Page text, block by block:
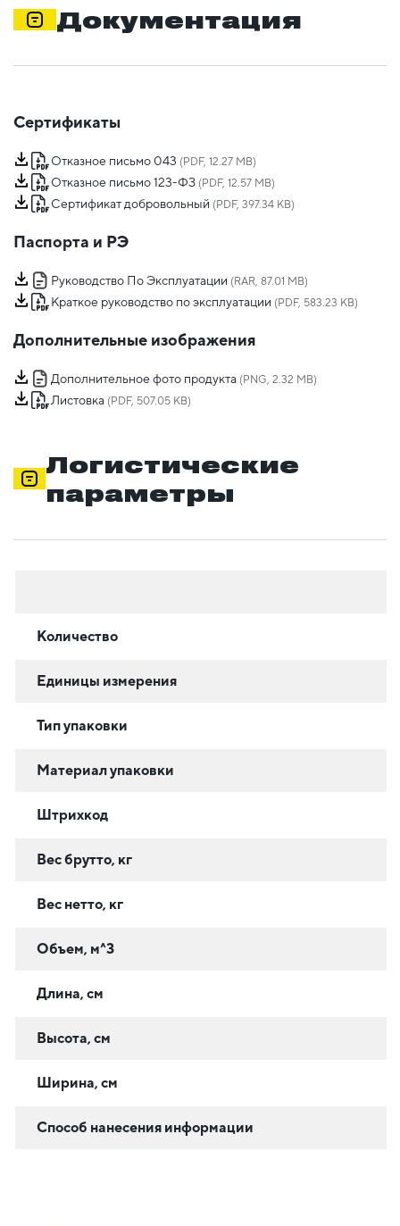
Документация
Сертификаты
Отказное письмо 043 (PDF, 12.27 MB)
Отказное письмо 123-ФЗ (PDF, 12.57 MB)
Сертификат добровольный (PDF, 397.34 KB)
Паспорта и РЭ
Руководство По Эксплуатации (RAR, 87.01 MB)
Краткое руководство по эксплуатации (PDF, 583.23 KB)
Дополнительные изображения
Дополнительное фото продукта (PNG, 2.32 MB)
Листовка (PDF, 507.05 KB)
Логистические
параметры
Количество
Единицы измерения
Тип упаковки
Материал упаковки
Штрихкод
Вес брутто, кг
Вес нетто, кг
Объем, м^3
Длина, см
Высота, см
Ширина, см
Способ нанесения информации